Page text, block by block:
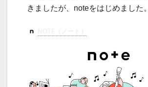
きましたが、noteをはじめました。